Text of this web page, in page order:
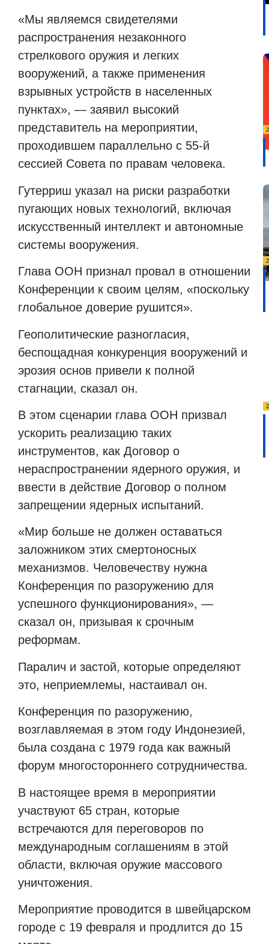
«Мы являемся свидетелями
распространения незаконного
стрелкового оружия и легких
вооружений, а также применения
взрывных устройств в населенных
пунктах», — заявил высокий
представитель на мероприятии,
проходившем параллельно с 55-й
сессией Совета по правам человека.
Гутерриш указал на риски разработки
пугающих новых технологий, включая
искусственный интеллект и автономные
системы вооружения.
Глава ООН признал провал в отношении
Конференции к своим целям, «поскольку
глобальное доверие рушится».
Геополитические разногласия,
беспощадная конкуренция вооружений и
эрозия основ привели к полной
стагнации, сказал он.
В этом сценарии глава ООН призвал
ускорить реализацию таких
инструментов, как Договор о
нераспространении ядерного оружия, и
ввести в действие Договор о полном
запрещении ядерных испытаний.
«Мир больше не должен оставаться
заложником этих смертоносных
механизмов. Человечеству нужна
Конференция по разоружению для
успешного функционирования», —
сказал он, призывая к срочным
реформам.
Паралич и застой, которые определяют
это, неприемлемы, настаивал он.
Конференция по разоружению,
возглавляемая в этом году Индонезией,
была создана с 1979 года как важный
форум многостороннего сотрудничества.
В настоящее время в мероприятии
участвуют 65 стран, которые
встречаются для переговоров по
международным соглашениям в этой
области, включая оружие массового
уничтожения.
Мероприятие проводится в швейцарском
городе с 19 февраля и продлится до 15